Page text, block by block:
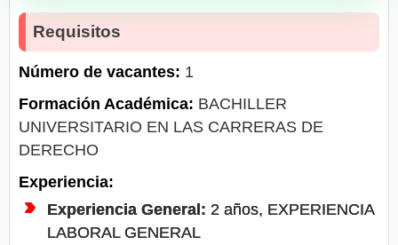
Requisitos
Número de vacantes: 1
Formación Académica: BACHILLER
UNIVERSITARIO EN LAS CARRERAS DE
DERECHO
Experiencia:
Experiencia General: 2 años, EXPERIENCIA
LABORAL GENERAL